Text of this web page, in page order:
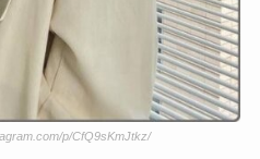
p/CfQ9sKmJtkz/